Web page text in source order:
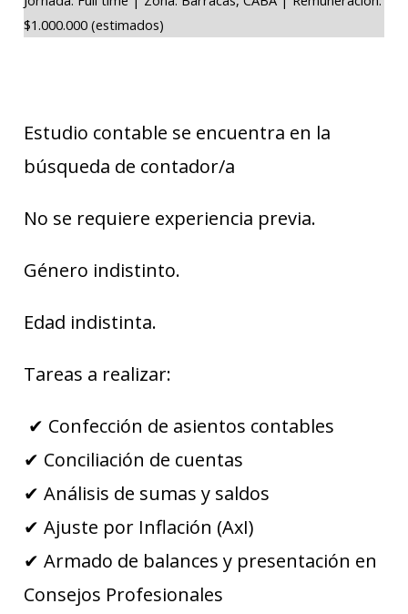
$1.000.000 (estimados)
Estudio contable se encuentra en la
búsqueda de contador/a
No se requiere experiencia previa.
Género indistinto.
Edad indistinta.
Tareas a realizar:
✔ Confección de asientos contables
✔ Conciliación de cuentas
✔ Análisis de sumas y saldos
✔ Ajuste por Inflación (AxI)
✔ Armado de balances y presentación en
Consejos Profesionales